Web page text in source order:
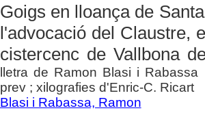
Goigs en lloança de
l'advocació del Claustre,
cistercenc de Vallbona
lletra de Ramon Blasi i
prev ; xilografies d'Enric-C. Ricart
Blasi i Rabassa, Ramon